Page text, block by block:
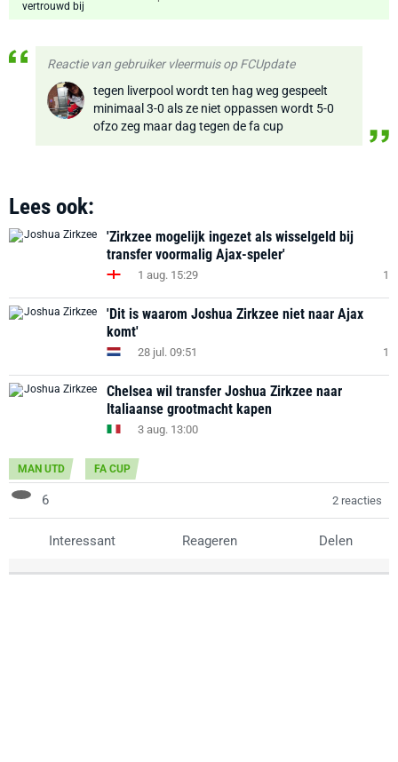
Reactie van gebruiker vleermuis op FCUpdate
tegen liverpool wordt ten hag weg gespeelt
minimaal 3-0 als ze niet oppassen wordt 5-0
ofzo zeg maar dag tegen de fa cup
Lees ook:
'Zirkzee mogelijk ingezet als wisselgeld bij
transfer voormalig Ajax-speler'
1 aug. 15:29 1
'Dit is waarom Joshua Zirkzee niet naar Ajax
komt'
28 jul. 09:51 1
Chelsea wil transfer Joshua Zirkzee naar
Italiaanse grootmacht kapen
3 aug. 13:00
MAN UTD FA CUP
6 2 reacties
Interessant Reageren Delen